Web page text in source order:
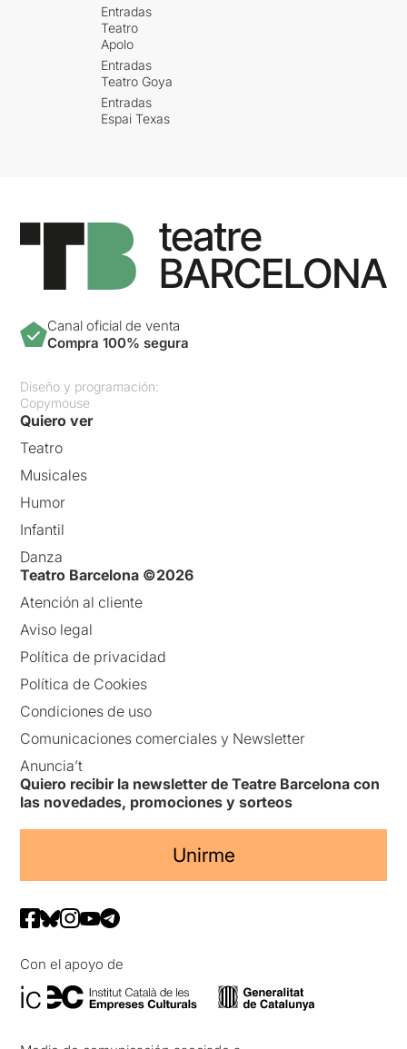
Entradas
Teatro
Apolo
Entradas
Teatro Goya
Entradas
Espai Texas
Canal oficial de venta
Compra 100% segura
Diseño y programación:
Copymouse
Quiero ver
Teatro
Musicales
Humor
Infantil
Danza
Teatro Barcelona ©2026
Atención al cliente
Aviso legal
Política de privacidad
Política de Cookies
Condiciones de uso
Comunicaciones comerciales y Newsletter
Anuncia’t
Quiero recibir la newsletter de Teatre Barcelona con
las novedades, promociones y sorteos
Unirme
Con el apoyo de